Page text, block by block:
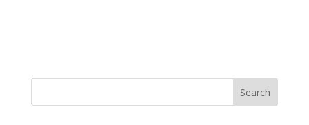
Search